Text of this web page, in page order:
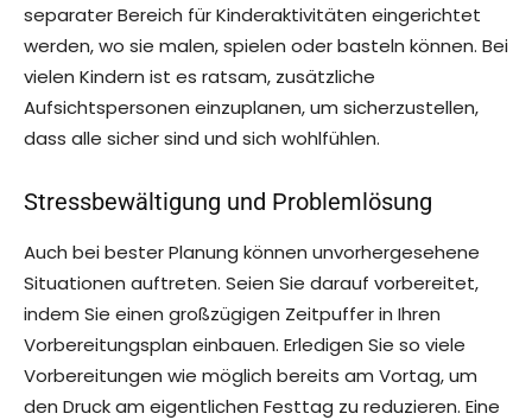
separater Bereich für Kinderaktivitäten eingerichtet
werden, wo sie malen, spielen oder basteln können. Bei
vielen Kindern ist es ratsam, zusätzliche
Aufsichtspersonen einzuplanen, um sicherzustellen,
dass alle sicher sind und sich wohlfühlen.
Stressbewältigung und Problemlösung
Auch bei bester Planung können unvorhergesehene
Situationen auftreten. Seien Sie darauf vorbereitet,
indem Sie einen großzügigen Zeitpuffer in Ihren
Vorbereitungsplan einbauen. Erledigen Sie so viele
Vorbereitungen wie möglich bereits am Vortag, um
den Druck am eigentlichen Festtag zu reduzieren. Eine